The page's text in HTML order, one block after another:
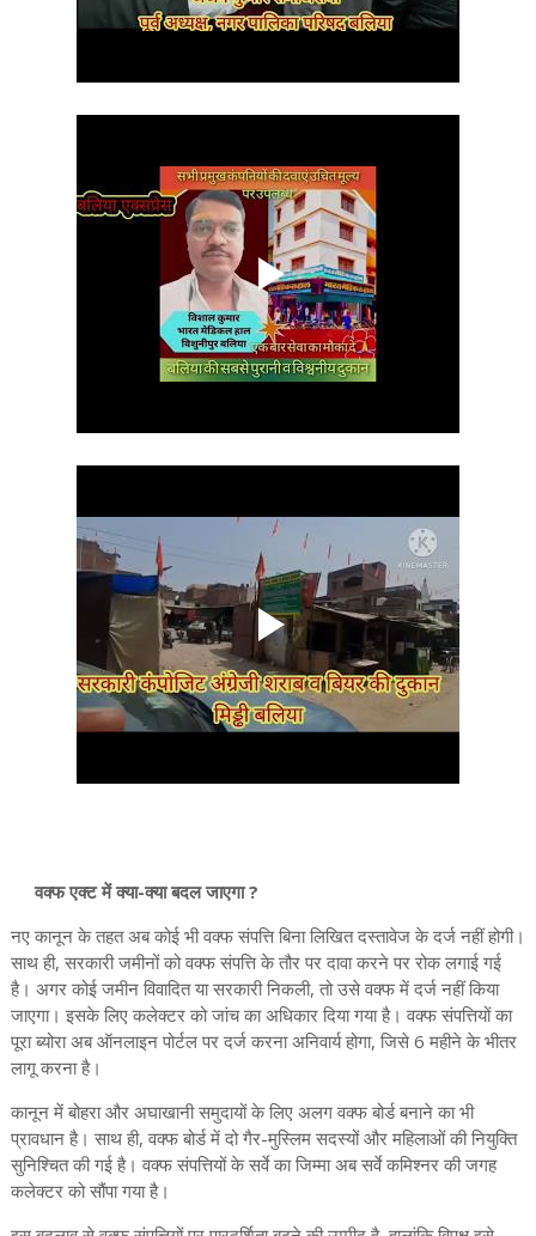
वक्फ एक्ट में क्या-क्या बदल जाएगा ?
नए कानून के तहत अब कोई भी वक्फ संपत्ति बिना लिखित दस्तावेज के दर्ज नहीं होगी।
साथ ही, सरकारी जमीनों को वक्फ संपत्ति के तौर पर दावा करने पर रोक लगाई गई
है। अगर कोई जमीन विवादित या सरकारी निकली, तो उसे वक्फ में दर्ज नहीं किया
जाएगा। इसके लिए कलेक्टर को जांच का अधिकार दिया गया है। वक्फ संपत्तियों का
पूरा ब्योरा अब ऑनलाइन पोर्टल पर दर्ज करना अनिवार्य होगा, जिसे 6 महीने के भीतर
लागू करना है।
कानून में बोहरा और अघाखानी समुदायों के लिए अलग वक्फ बोर्ड बनाने का भी
प्रावधान है। साथ ही, वक्फ बोर्ड में दो गैर-मुस्लिम सदस्यों और महिलाओं की नियुक्ति
सुनिश्चित की गई है। वक्फ संपत्तियों के सर्वे का जिम्मा अब सर्वे कमिश्नर की जगह
कलेक्टर को सौंपा गया है।